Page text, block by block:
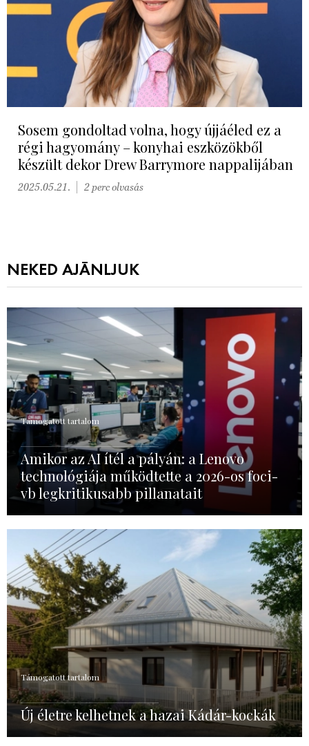
Sosem gondoltad volna, hogy újjáéled ez a
régi hagyomány – konyhai eszközökből
készült dekor Drew Barrymore nappalijában
2025.05.21. 2 perc olvasás
NEKED AJÁNLJUK
Támogatott tartalom
Amikor az AI ítél a pályán: a Lenovo
technológiája működtette a 2026-os foci-
vb legkritikusabb pillanatait
Támogatott tartalom
Új életre kelhetnek a hazai Kádár-kockák